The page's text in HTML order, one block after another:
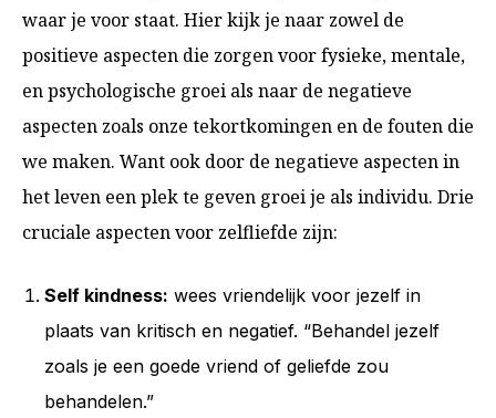
waar je voor staat. Hier kijk je naar zowel de
positieve aspecten die zorgen voor fysieke, mentale,
en psychologische groei als naar de negatieve
aspecten zoals onze tekortkomingen en de fouten die
we maken. Want ook door de negatieve aspecten in
het leven een plek te geven groei je als individu. Drie
cruciale aspecten voor zelfliefde zijn:
Self kindness: wees vriendelijk voor jezelf in
plaats van kritisch en negatief. “Behandel jezelf
zoals je een goede vriend of geliefde zou
behandelen.”